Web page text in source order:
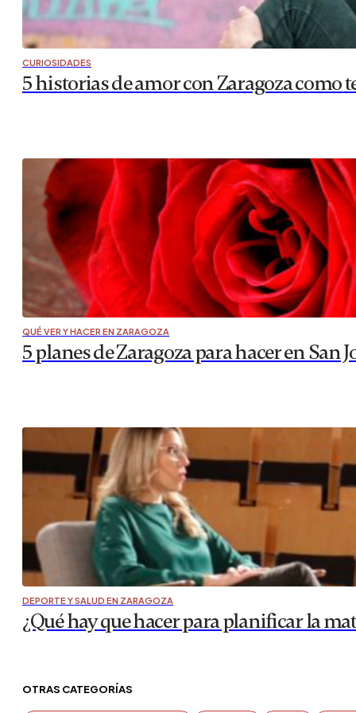
CURIOSIDADES
5 historias de amor con Zaragoza como
QUÉ VER Y HACER EN ZARAGOZA
5 planes de Zaragoza para hacer en San
DEPORTE Y SALUD EN ZARAGOZA
¿Qué hay que hacer para planificar la
OTRAS CATEGORÍAS